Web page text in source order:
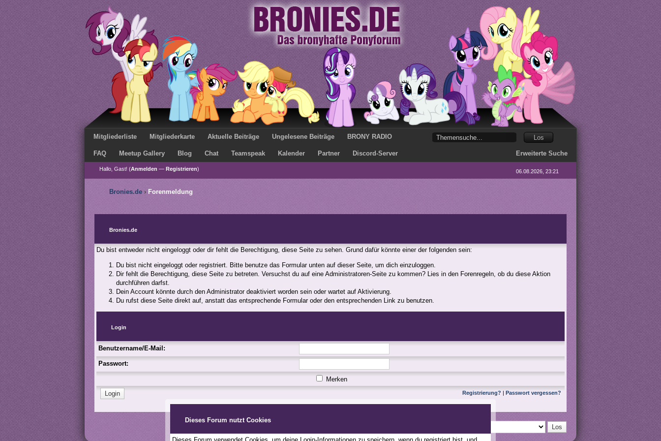
Dieses Forum nutzt Cookies
Mitgliederliste Mitgliederkarte Aktuelle Beiträge Ungelesene Beiträge BRONY RADIO
FAQ Meetup Gallery Blog Chat Teamspeak Kalender Partner Discord-Server Erweiterte Suche
Hallo, Gast! (Anmelden — Registrieren) 06.08.2026, 23:21
Bronies.de › Forenmeldung
Bronies.de
Du bist entweder nicht eingeloggt oder dir fehlt die Berechtigung, diese Seite zu sehen. Grund dafür könnte einer der folgenden sein:
Du bist nicht eingeloggt oder registriert. Bitte benutze das Formular unten auf dieser Seite, um dich einzuloggen.
Dir fehlt die Berechtigung, diese Seite zu betreten. Versuchst du auf eine Administratoren-Seite zu kommen? Lies in den Forenregeln, ob du diese Aktion
durchführen darfst.
Dein Account könnte durch den Administrator deaktiviert worden sein oder wartet auf Aktivierung.
Du rufst diese Seite direkt auf, anstatt das entsprechende Formular oder den entsprechenden Link zu benutzen.
Login
Benutzername/E-Mail:
Passwort:
Merken
Registrierung? | Passwort vergessen?